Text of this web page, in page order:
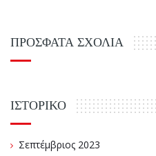
ΠΡΌΣΦΑΤΑ ΣΧΌΛΙΑ
ΙΣΤΟΡΙΚΌ
Σεπτέμβριος 2023